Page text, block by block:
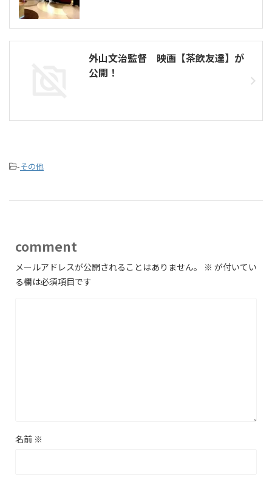
外山文治監督 映画【茶飲友達】が
公開！
-その他
comment
メールアドレスが公開されることはありません。 ※ が付いてい
る欄は必須項目です
名前 ※